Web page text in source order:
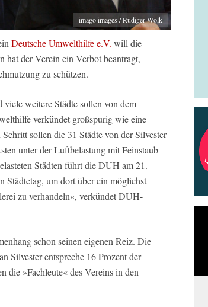
imago images / Rüdiger Wölk
Deutsche Umwelthilfe e.V. will die
hat der Verein ein Verbot beantragt,
zu schützen.
weitere Städte sollen von dem
verkündet großspurig wie eine
sollen die 31 Städte von der Silvester-
unter der Luftbelastung mit Feinstaub
Städten führt die DUH am 21.
Städtetag, um dort über ein möglichst
zu verhandeln«, verkündet DUH-
schon seinen eigenen Reiz. Die
Silvester entspreche 16 Prozent der
die »Fachleute« des Vereins in den